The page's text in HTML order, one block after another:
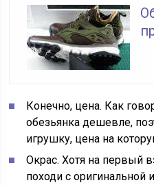
Конечно, цена. Как
обезьянка дешевле,
игрушку, цена на
Окрас. Хотя на первый
походи с оригинальной